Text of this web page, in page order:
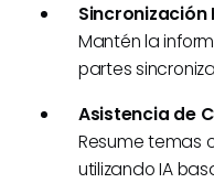
Sincronización
Mantén la
partes
Asistencia de
Resume temas
utilizando IA